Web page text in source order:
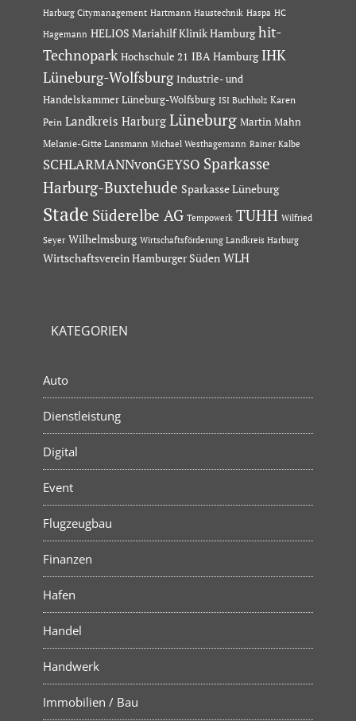
Harburg Citymanagement Hartmann Haustechnik Haspa HC
Hagemann HELIOS Mariahilf Klinik Hamburg hit-
Technopark Hochschule 21 IBA Hamburg IHK
Lüneburg-Wolfsburg Industrie- und
Handelskammer Lüneburg-Wolfsburg ISI Buchholz Karen
Pein Landkreis Harburg Lüneburg Martin Mahn
Melanie-Gitte Lansmann Michael Westhagemann Rainer Kalbe
SCHLARMANNvonGEYSO Sparkasse
Harburg-Buxtehude Sparkasse Lüneburg
Stade Süderelbe AG Tempowerk TUHH Wilfried
Seyer Wilhelmsburg Wirtschaftsförderung Landkreis Harburg
Wirtschaftsverein Hamburger Süden WLH
KATEGORIEN
Auto
Dienstleistung
Digital
Event
Flugzeugbau
Finanzen
Hafen
Handel
Handwerk
Immobilien / Bau